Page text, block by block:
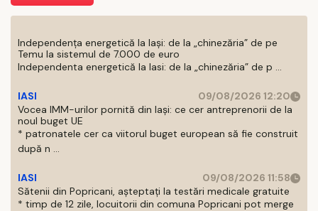
Independența energetică la Iași: de la „chinezăria” de pe
Temu la sistemul de 7.000 de euro
Independenta energetică la Iasi: de la „chinezăria” de p ...
IASI
09/08/2026 12:20
Vocea IMM-urilor pornită din Iași: ce cer antreprenorii de la
noul buget UE
* patronatele cer ca viitorul buget european să fie construit
după n ...
IASI
09/08/2026 11:58
Sătenii din Popricani, așteptați la testări medicale gratuite
* timp de 12 zile, locuitorii din comuna Popricani pot merge